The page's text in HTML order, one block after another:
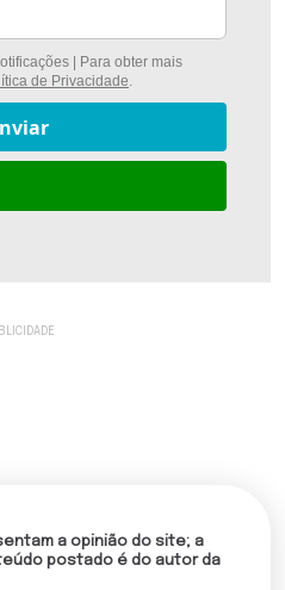
| Para obter mais
de Privacidade.
a opinião do site; a
postado é do autor da